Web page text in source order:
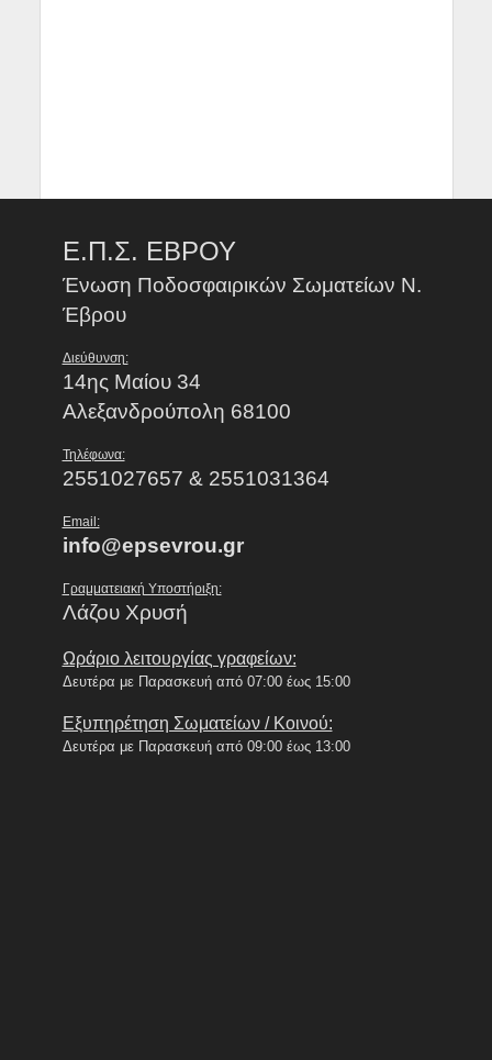
Ε.Π.Σ. ΕΒΡΟΥ
Ένωση Ποδοσφαιρικών Σωματείων Ν.
Έβρου
Διεύθυνση:
14ης Μαίου 34
Αλεξανδρούπολη 68100
Τηλέφωνα:
2551027657 & 2551031364
Email:
info@epsevrou.gr
Γραμματειακή Υποστήριξη:
Λάζου Χρυσή
Ωράριο λειτουργίας γραφείων:
Δευτέρα με Παρασκευή από 07:00 έως 15:00
Εξυπηρέτηση Σωματείων / Κοινού:
Δευτέρα με Παρασκευή από 09:00 έως 13:00